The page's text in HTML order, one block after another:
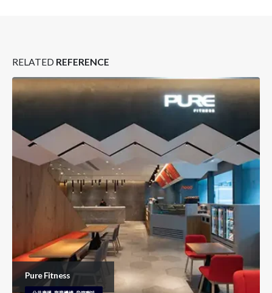
RELATED REFERENCE
Pure Fitness